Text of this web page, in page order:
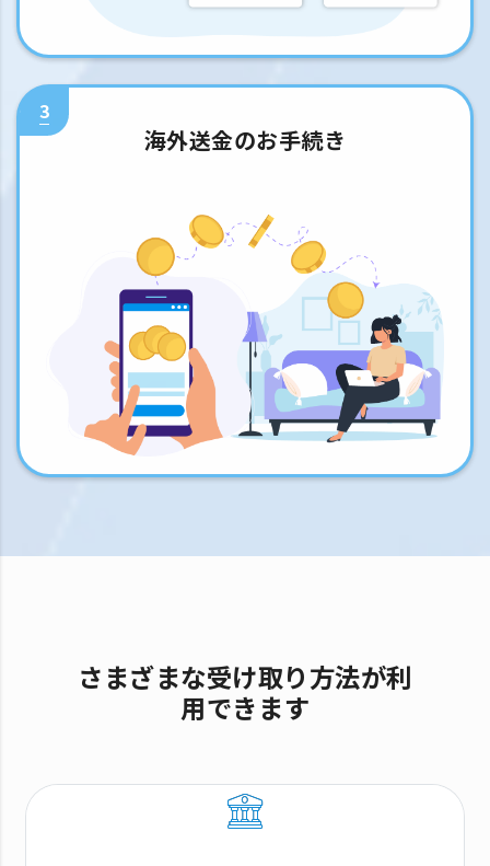
3
海外送金のお手続き
さまざまな受け取り方法が利
用できます